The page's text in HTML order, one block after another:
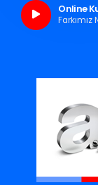
Online
Farkımız